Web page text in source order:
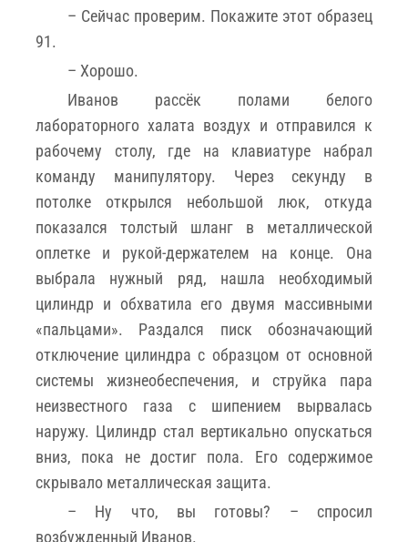
– Сейчас проверим. Покажите этот образец
91.
– Хорошо.
Иванов рассёк полами белого
лабораторного халата воздух и отправился к
рабочему столу, где на клавиатуре набрал
команду манипулятору. Через секунду в
потолке открылся небольшой люк, откуда
показался толстый шланг в металлической
оплетке и рукой-держателем на конце. Она
выбрала нужный ряд, нашла необходимый
цилиндр и обхватила его двумя массивными
«пальцами». Раздался писк обозначающий
отключение цилиндра с образцом от основной
системы жизнеобеспечения, и струйка пара
неизвестного газа с шипением вырвалась
наружу. Цилиндр стал вертикально опускаться
вниз, пока не достиг пола. Его содержимое
скрывало металлическая защита.
– Ну что, вы готовы? – спросил
возбужденный Иванов.